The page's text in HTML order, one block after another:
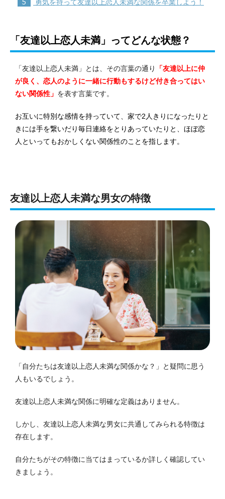
勇気を持って友達以上恋人未満な関係を卒業しよう！
「友達以上恋人未満」ってどんな状態？
「友達以上恋人未満」とは、その言葉の通り
「友達以上に仲
が良く、恋人のように一緒に行動もするけど付き合ってはい
ない関係性」 を表す言葉です。
お互いに特別な感情を持っていて、 家で2人きりになったりと
きには手を繋いだり毎日連絡をとりあっていたりと、ほぼ恋
人といってもおかしくない関係性のことを指します。
友達以上恋人未満な男女の特徴
「自分たちは友達以上恋人未満な関係かな？」と疑問に思う
人もいるでしょう。
友達以上恋人未満な関係に明確な定義はありません。
しかし、友達以上恋人未満な男女に共通してみられる特徴は
存在します。
自分たちがその特徴に当てはまっているか詳しく確認してい
きましょう。